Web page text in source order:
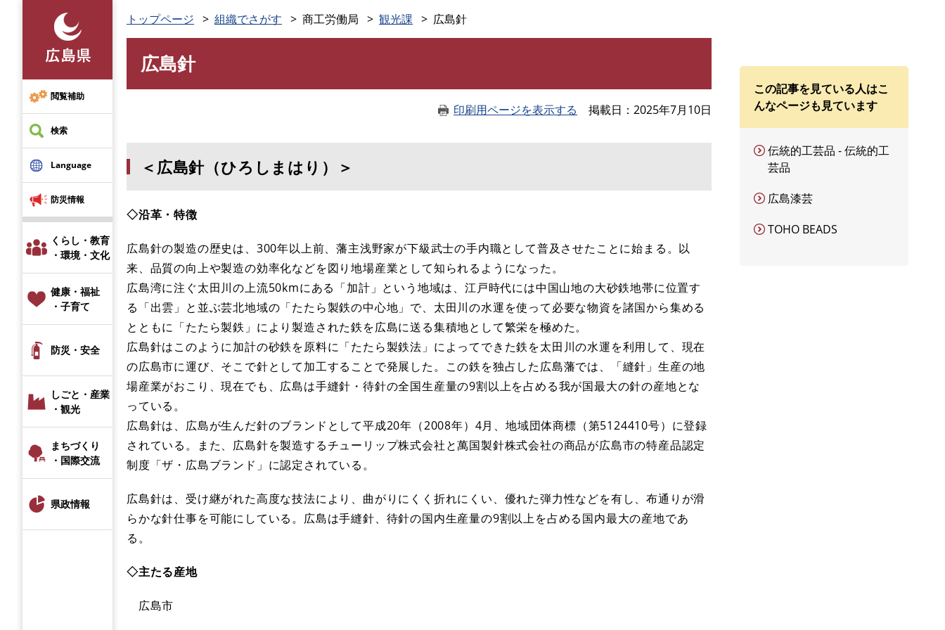
先
頭
で
す
閲覧補助
検索
Language
防災情報
くらし・教育
・環境・文化
健康・福祉
・子育て
防災・安全
しごと・産業
・観光
まちづくり
・国際交流
県政情報
トップページ 組織でさがす 商工労働局 観光課 広島針
広島針
印刷用ページを表示する 掲載日 2025年7月10日
＜広島針（ひろしまはり）＞
◇沿革・特徴
広島針の製造の歴史は、300年以上前、藩主浅野家が下級武士の手内職として普及させたことに始まる。以
来、品質の向上や製造の効率化などを図り地場産業として知られるようになった。
広島湾に注ぐ太田川の上流50kmにある「加計」という地域は、江戸時代には中国山地の大砂鉄地帯に位置す
る「出雲」と並ぶ芸北地域の「たたら製鉄の中心地」で、太田川の水運を使って必要な物資を諸国から集める
とともに「たたら製鉄」により製造された鉄を広島に送る集積地として繁栄を極めた。
広島針はこのように加計の砂鉄を原料に「たたら製鉄法」によってできた鉄を太田川の水運を利用して、現在
の広島市に運び、そこで針として加工することで発展した。この鉄を独占した広島藩では、「縫針」生産の地
場産業がおこり、現在でも、広島は手縫針・待針の全国生産量の9割以上を占める我が国最大の針の産地とな
っている。
広島針は、広島が生んだ針のブランドとして平成20年（2008年）4月、地域団体商標（第5124410号）に登録
されている。また、広島針を製造するチューリップ株式会社と萬国製針株式会社の商品が広島市の特産品認定
制度「ザ・広島ブランド」に認定されている。
広島針は、受け継がれた高度な技法により、曲がりにくく折れにくい、優れた弾力性などを有し、布通りが滑
らかな針仕事を可能にしている。広島は手縫針、待針の国内生産量の9割以上を占める国内最大の産地であ
る。
​◇主たる産地
広島市
この記事を見ている人はこ
んなページも見ています
伝統的工芸品 - 伝統的工
芸品
広島漆芸
TOHO BEADS